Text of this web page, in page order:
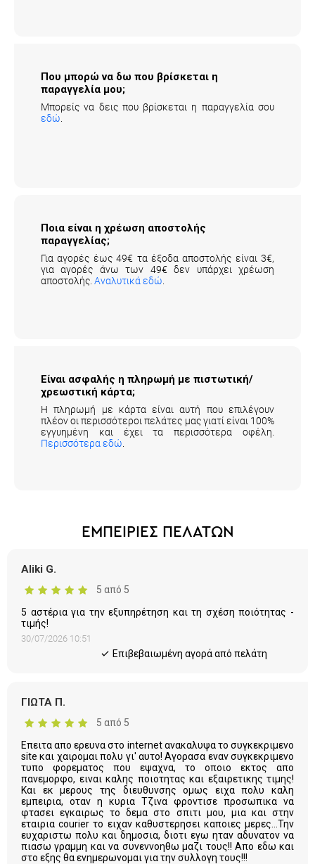
Που μπορώ να δω που βρίσκεται η
παραγγελία μου;
Μπορείς να δεις που βρίσκεται η παραγγελία σου
εδώ
Ποια είναι η χρέωση αποστολής
παραγγελίας;
Για αγορές έως 49€ τα έξοδα αποστολής είναι 3€,
για αγορές άνω των 49€ δεν υπάρχει χρέωση
αποστολής. Αναλυτικά εδώ
Είναι ασφαλής η πληρωμή με πιστωτική/
χρεωστική κάρτα;
Η πληρωμή με κάρτα είναι αυτή που επιλέγουν
πλέον οι περισσότεροι πελάτες μας γιατί είναι 100%
εγγυημένη και έχει τα περισσότερα οφέλη.
Περισσότερα εδώ
ΕΜΠΕΙΡΙΕΣ ΠΕΛΑΤΩΝ
Aliki G.
5 από 5
5 αστέρια για την εξυπηρέτηση και τη σχέση ποιότητας -
τιμής!
30/07/2026 10:51
Eπιβεβαιωμένη αγορά από πελάτη
ΓΙΩΤΑ Π.
5 από 5
Επειτα απο ερευνα στο internet ανακαλυψα το συγκεκριμενο
site και χαιρομαι πολυ γι' αυτο! Αγορασα εναν συγκεκριμενο
τυπο φορεματος που εψαχνα, το οποιο εκτος απο
πανεμορφο, ειναι καλης ποιοτητας και εξαιρετικης τιμης!
Και εκ μερους της διευθυνσης ομως ειχα πολυ καλη
εμπειρια, οταν η κυρια Τζινα φροντισε προσωπικα να
φτασει εγκαιρως το δεμα στο σπιτι μου, μια και στην
εταιρια courier το ειχαν καθυστερησει καποιες μερες...Την
ευχαριστω πολυ και δημοσια, διοτι εγω ηταν αδυνατον να
πιασω γραμμη και να συνεννοηθω μαζι τους!! Απο εδω και
στο εξης θα ενημερωνομαι για την συλλογη τους!!!